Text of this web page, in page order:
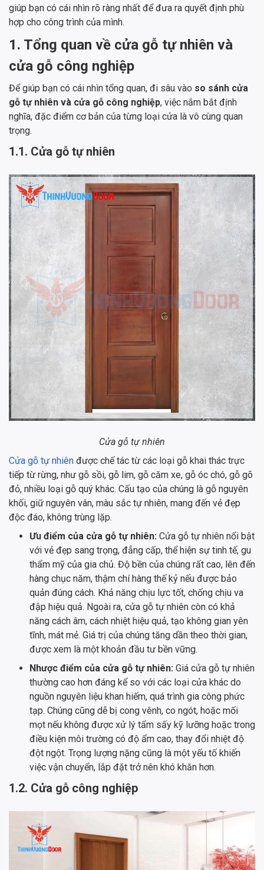
giúp bạn có cái nhìn rõ ràng nhất để đưa ra quyết định phù
hợp cho công trình của mình.
1. Tổng quan về cửa gỗ tự nhiên và
cửa gỗ công nghiệp
Để giúp bạn có cái nhìn tổng quan, đi sâu vào so sánh cửa
gỗ tự nhiên và cửa gỗ công nghiệp, việc nắm bắt định
nghĩa, đặc điểm cơ bản của từng loại cửa là vô cùng quan
trọng.
1.1. Cửa gỗ tự nhiên
Cửa gỗ tự nhiên
Cửa gỗ tự nhiên được chế tác từ các loại gỗ khai thác trực
tiếp từ rừng, như gỗ sồi, gỗ lim, gỗ căm xe, gỗ óc chó, gỗ gõ
đỏ, nhiều loại gỗ quý khác. Cấu tạo của chúng là gỗ nguyên
khối, giữ nguyên vân, màu sắc tự nhiên, mang đến vẻ đẹp
độc đáo, không trùng lặp.
Ưu điểm của cửa gỗ tự nhiên: Cửa gỗ tự nhiên nổi bật
với vẻ đẹp sang trọng, đẳng cấp, thể hiện sự tinh tế, gu
thẩm mỹ của gia chủ. Độ bền của chúng rất cao, lên đến
hàng chục năm, thậm chí hàng thế kỷ nếu được bảo
quản đúng cách. Khả năng chịu lực tốt, chống chịu va
đập hiệu quả. Ngoài ra, cửa gỗ tự nhiên còn có khả
năng cách âm, cách nhiệt hiệu quả, tạo không gian yên
tĩnh, mát mẻ. Giá trị của chúng tăng dần theo thời gian,
được xem là một khoản đầu tư bền vững.
Nhược điểm của cửa gỗ tự nhiên: Giá cửa gỗ tự nhiên
thường cao hơn đáng kể so với các loại cửa khác do
nguồn nguyên liệu khan hiếm, quá trình gia công phức
tạp. Chúng cũng dễ bị cong vênh, co ngót, hoặc mối
mọt nếu không được xử lý tẩm sấy kỹ lưỡng hoặc trong
điều kiện môi trường có độ ẩm cao, thay đổi nhiệt độ
đột ngột. Trọng lượng nặng cũng là một yếu tố khiến
việc vận chuyển, lắp đặt trở nên khó khăn hơn.
1.2. Cửa gỗ công nghiệp